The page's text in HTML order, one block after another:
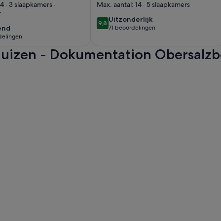
· 3 slaapkamers ·
Mühlbach dream
'afgelegen' met
sauna
Max. aantal: 14 · 5 slaapkamers
9,89,8 op 10
Uitzonderlijk
uitzonderlijk
71 beoordelingen
(71
- Dokumentation